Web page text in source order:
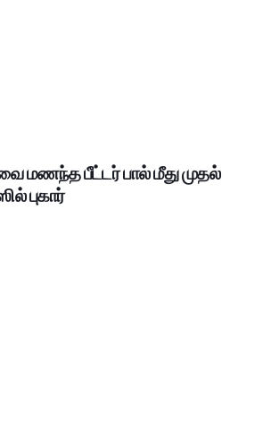
மணந்த பீட்டர் பால் மீது முதல்
புகார்